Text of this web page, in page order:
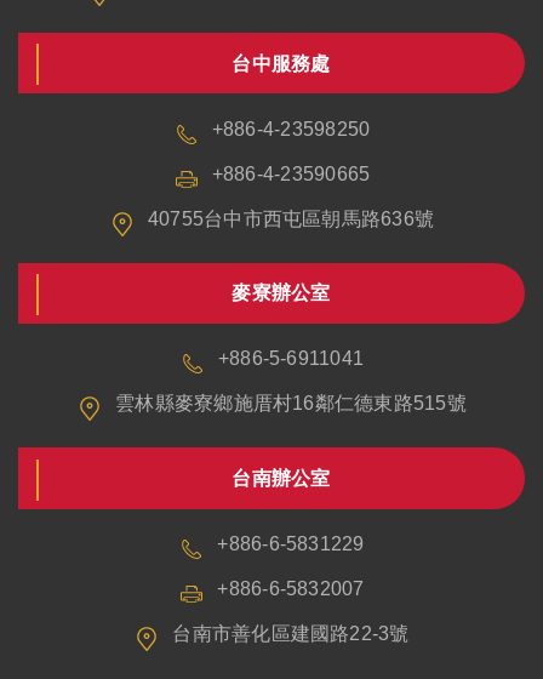
台中服務處
+886-4-23598250
+886-4-23590665
40755台中市西屯區朝馬路636號
麥寮辦公室
+886-5-6911041
雲林縣麥寮鄉施厝村16鄰仁德東路515號
台南辦公室
+886-6-5831229
+886-6-5832007
台南市善化區建國路22-3號